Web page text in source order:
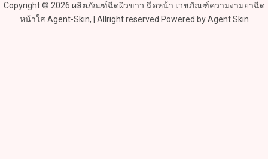
Copyright © 2026 ผลิตภัณฑ์ฉีดผิวขาว ฉีดหน้า เวชภัณฑ์ความงามยาฉีด
หน้าใส Agent-Skin, | Allright reserved Powered by Agent Skin